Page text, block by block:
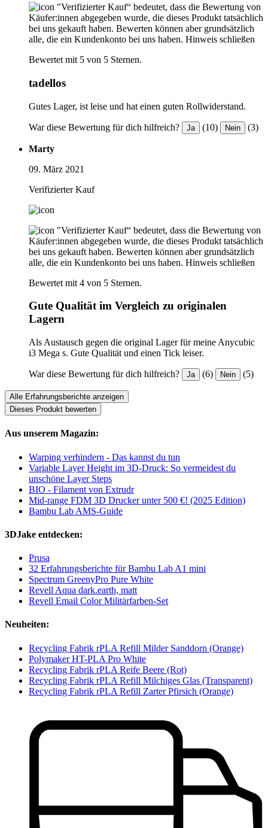
"Verifizierter Kauf“ bedeutet, dass die Bewertung von
Käufer:innen abgegeben wurde, die dieses Produkt tatsächlich
bei uns gekauft haben. Bewerten können aber grundsätzlich
alle, die ein Kundenkonto bei uns haben. Hinweis schließen
Bewertet mit 5 von 5 Sternen.
tadellos
Gutes Lager, ist leise und hat einen guten Rollwiderstand.
War diese Bewertung für dich hilfreich? Ja (10) Nein (3)
Marty
09. März 2021
Verifizierter Kauf
"Verifizierter Kauf“ bedeutet, dass die Bewertung von
Käufer:innen abgegeben wurde, die dieses Produkt tatsächlich
bei uns gekauft haben. Bewerten können aber grundsätzlich
alle, die ein Kundenkonto bei uns haben. Hinweis schließen
Bewertet mit 4 von 5 Sternen.
Gute Qualität im Vergleich zu originalen
Lagern
Als Austausch gegen die original Lager für meine Anycubic
i3 Mega s. Gute Qualität und einen Tick leiser.
War diese Bewertung für dich hilfreich? Ja (6) Nein (5)
Alle Erfahrungsberichte anzeigen
Dieses Produkt bewerten
Aus unserem Magazin:
Warping verhindern - Das kannst du tun
Variable Layer Height im 3D-Druck: So vermeidest du
unschöne Layer Steps
BIO - Filament von Extrudr
Mid-range FDM 3D Drucker unter 500 €! (2025 Edition)
Bambu Lab AMS-Guide
3DJake entdecken:
Prusa
32 Erfahrungsberichte für Bambu Lab A1 mini
Spectrum GreenyPro Pure White
Revell Aqua dark.earth, matt
Revell Email Color Militärfarben-Set
Neuheiten:
Recycling Fabrik rPLA Refill Milder Sanddorn (Orange)
Polymaker HT-PLA Pro White
Recycling Fabrik rPLA Reife Beere (Rot)
Recycling Fabrik rPLA Refill Milchiges Glas (Transparent)
Recycling Fabrik rPLA Refill Zarter Pfirsich (Orange)